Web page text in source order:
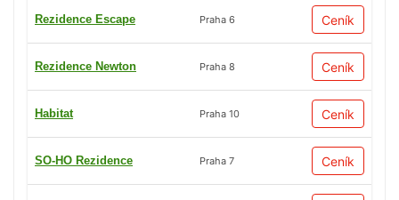
Rezidence Escape Praha 6 Ceník
Rezidence Newton Praha 8 Ceník
Habitat Praha 10 Ceník
SO-HO Rezidence Praha 7 Ceník